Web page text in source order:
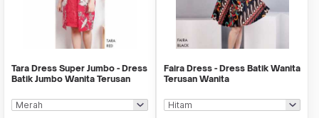
Tara Dress Super Jumbo - Dress
Batik Jumbo Wanita Terusan
Faira Dress - Dress Batik Wanita
Terusan Wanita